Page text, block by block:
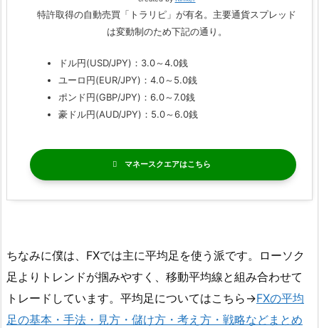
特許取得の自動売買「トラリピ」が有名。主要通貨スプレッド
は変動制のため下記の通り。
ドル円(USD/JPY)：3.0～4.0銭
ユーロ円(EUR/JPY)：4.0～5.0銭
ポンド円(GBP/JPY)：6.0～7.0銭
豪ドル円(AUD/JPY)：5.0～6.0銭
マネースクエア
ちなみに僕は、FXでは主に平均足を使う派です。ローソク
足よりトレンドが掴みやすく、移動平均線と組み合わせて
トレードしています。平均足についてはこちら→FXの平均
足の基本・手法・見方・儲け方・考え方・戦略などまとめ